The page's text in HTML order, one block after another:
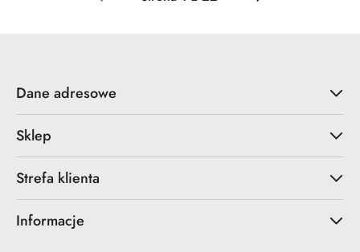
Dane adresowe
Sklep
Strefa klienta
Informacje